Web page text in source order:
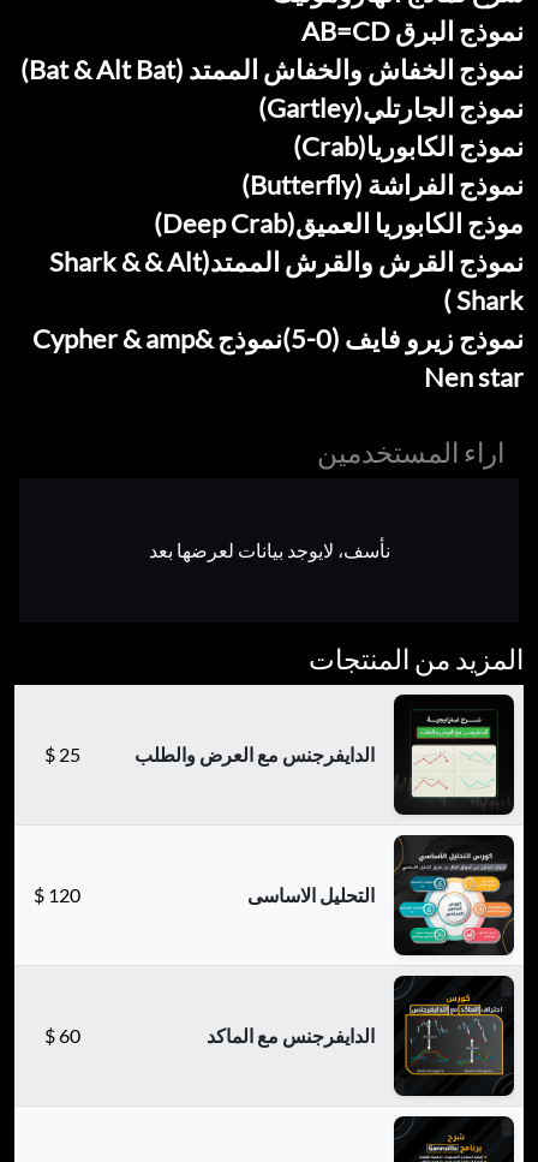
نموذج البرق AB=CD
نموذج الخفاش والخفاش الممتد (Bat & Alt Bat)
نموذج الجارتلي(Gartley)
نموذج الكابوريا(Crab)
نموذج الفراشة (Butterfly)
موذج الكابوريا العميق(Deep Crab)
نموذج القرش والقرش الممتد(Shark & & Alt
Shark )
نموذج زيرو فايف (0-5)نموذج Cypher & amp&
Nen star
اراء المستخدمين
نأسف، لايوجد بيانات لعرضها بعد
المزيد من المنتجات
الدايفرجنس مع العرض والطلب 25
$
التحليل الاساسى 120
$
الدايفرجنس مع الماكد 60
$